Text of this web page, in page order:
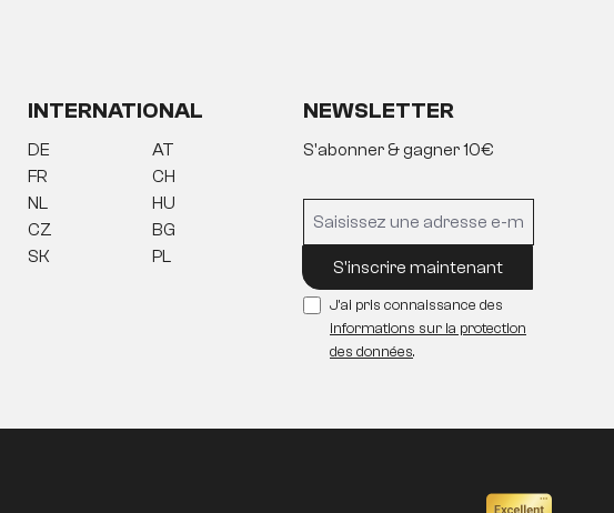
INTERNATIONAL
DE
FR
NL
CZ
SK
AT
CH
HU
BG
PL
NEWSLETTER
S'abonner & gagner 10€
S'inscrire maintenant
J'ai pris connaissance des
informations sur la protection
des données.